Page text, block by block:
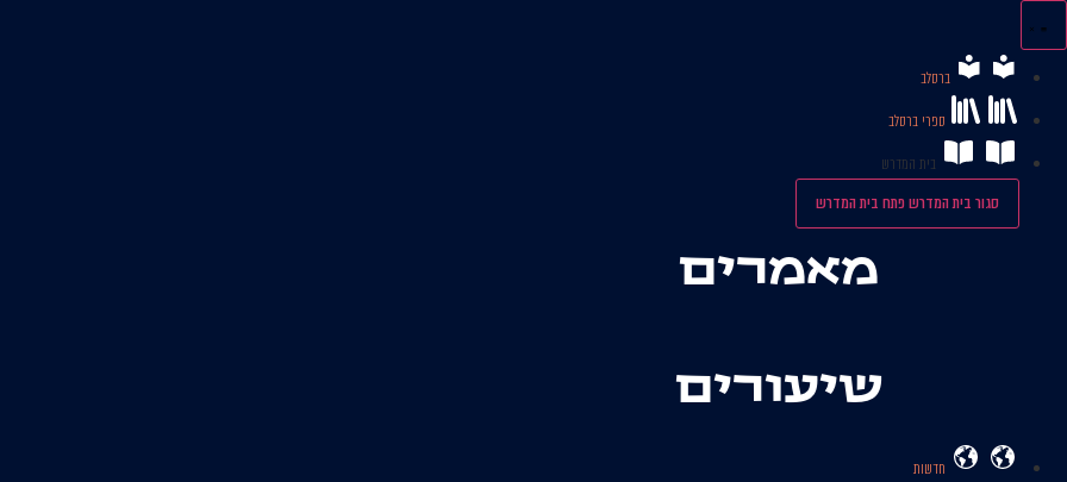
לתוכן
ברסלב
ספרי ברסלב
בית המדרש
סגור בית המדרשפתח בית המדרש
מאמרים
שיעורים
חדשות